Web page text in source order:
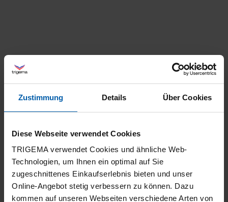
Zustimmung Details Über Cookies
Diese Webseite verwendet Cookies
TRIGEMA verwendet Cookies und ähnliche Web-
Technologien, um Ihnen ein optimal auf Sie
zugeschnittenes Einkaufserlebnis bieten und unser
Online-Angebot stetig verbessern zu können. Dazu
kommen auf unseren Webseiten verschiedene Arten von